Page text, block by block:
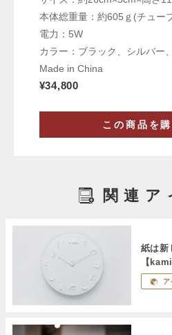
本体総重量：約605ｇ(チュー
電力：5W
カラー：ブラック、シルバー
Made in China
¥34,800
この商品を
関連ア
紙は新
【
ア